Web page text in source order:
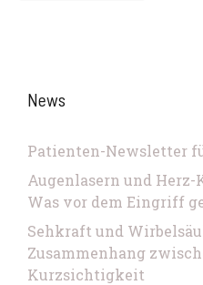
News
Patienten-Newsletter
Augenlasern und
Was vor dem Eingriff
Sehkraft und
Zusammenhang
Kurzsichtigkeit